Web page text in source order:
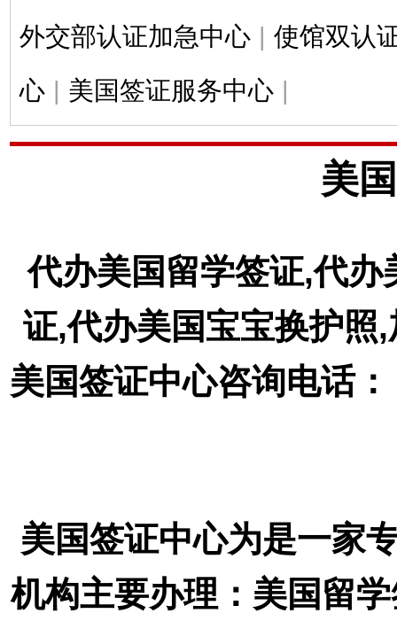
外交部认证加急中心 | 使馆双认
心 | 美国签证服务中心 |
美国
代办美国留学签证,代
证,代办美国宝宝换护照
美国签证中心咨询电话
美国签证中心为是一家
机构主要办理：美国留